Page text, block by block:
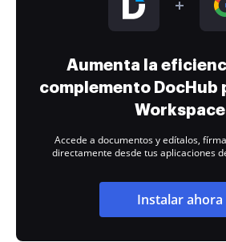
Aumenta la
complemento DocHub
Workspace
Accede a documentos y edítalos,
directamente desde tus aplicaciones
Instalar ahora